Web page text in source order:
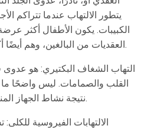
يتطور الالتهاب عندما تتراكم
الكبيبات. يكون الأطفال أكثر
العقديات من البالغين، وهم أيضًا أكثر احتمالًا للشفاء بسرعة.
التهاب الشغاف البكتيري: هو عدوى
القلب والصمامات. ليس واضحًا ما
نتيجة نشاط الجهاز المناعي وحده أو حالات أخرى.
الالتهابات الفيروسية